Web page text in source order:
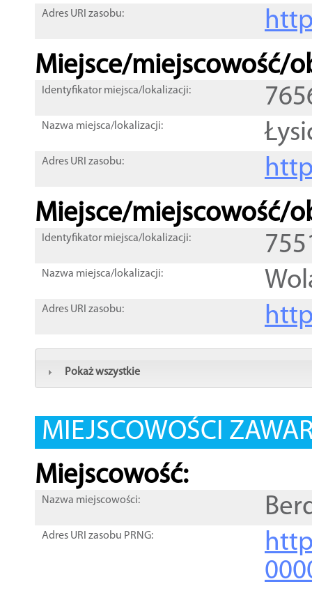
Adres URI zasobu:
Miejsce/miejscowość/
Identyfikator miejsca/lokalizacji:
Nazwa miejsca/lokalizacji:
Adres URI zasobu:
Miejsce/miejscowość/
Identyfikator miejsca/lokalizacji:
Nazwa miejsca/lokalizacji:
Adres URI zasobu:
Pokaż wszystkie
MIEJSCOWOŚCI
Miejscowość:
Nazwa miejscowości:
Adres URI zasobu PRNG: